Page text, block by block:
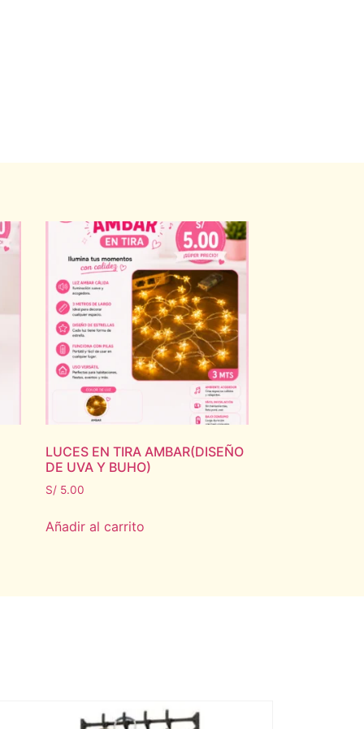
LUCES EN TIRA AMBAR(DISEÑO
DE UVA Y BUHO)
S/ 5.00
Añadir al carrito